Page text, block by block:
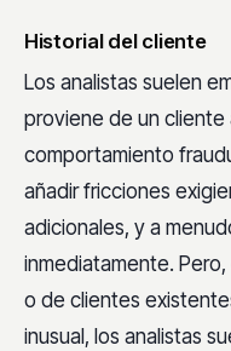
Historial del cliente
Los analistas suelen
proviene de un cliente
comportamiento
añadir fricciones
adicionales, y a
inmediatamente.
o de clientes
inusual, los analistas